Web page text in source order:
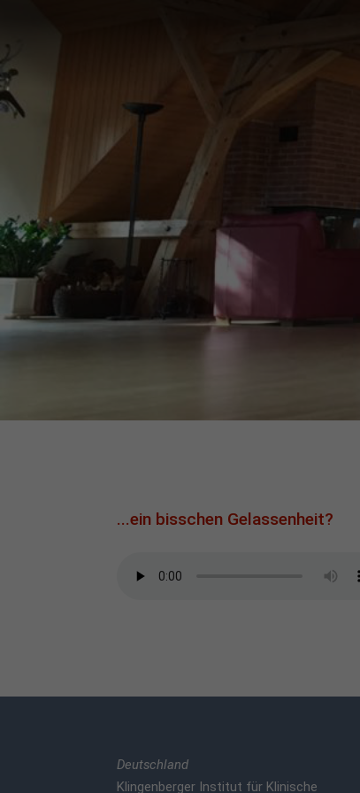
Anmelden
Register|Lost your password?
...ein bisschen Gelassenheit?
Deutschland
Klingenberger Institut für Klinische